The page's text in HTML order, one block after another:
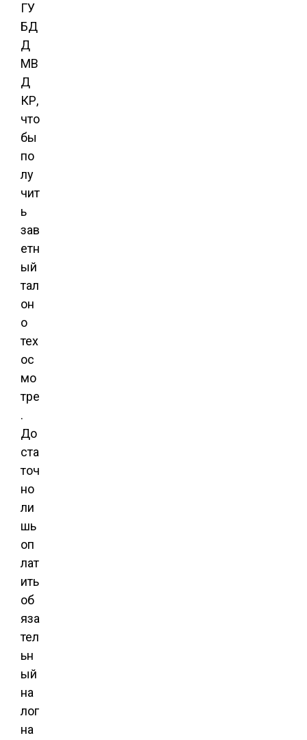
ГУ
БД
Д
МВ
Д
КР,
что
бы
по
лу
чит
ь
зав
етн
ый
тал
он
о
тех
ос
мо
тре
.
До
ста
точ
но
ли
шь
оп
лат
ить
об
яза
тел
ьн
ый
на
лог
на